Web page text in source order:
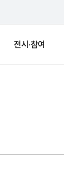
전시·참여